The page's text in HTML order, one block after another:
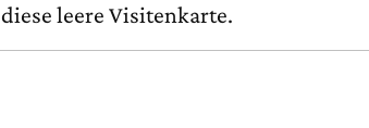
leere Visitenkarte.